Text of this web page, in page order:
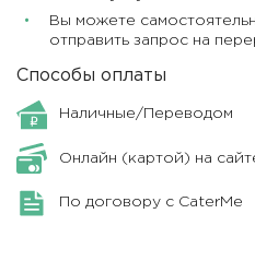
Вы можете
отправить запрос на
Способы оплаты
Наличные/Переводом
Онлайн (картой) на
По договору с CaterMe